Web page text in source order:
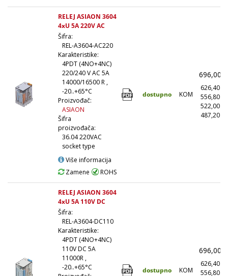
RELEJ ASIAON 3604
4xU 5A 220V AC
Šifra:
REL-A3604-AC220
Karakteristike:
4PDT (4NO+4NC)
220/240 V AC 5A
14000/16500 R ,
-20..+65°C
Proizvođač:
ASIAON
Šifra
proizvođača:
36.04 220VAC
socket type
Više informacija
Zamene
ROHS
dostupno KOM
696,00
626,40
556,80
522,00
487,20
RELEJ ASIAON 3604
4xU 5A 110V DC
Šifra:
REL-A3604-DC110
Karakteristike:
4PDT (4NO+4NC)
110V DC 5A
11000R ,
-20..+65°C
dostupno KOM
696,00
626,40
556,80